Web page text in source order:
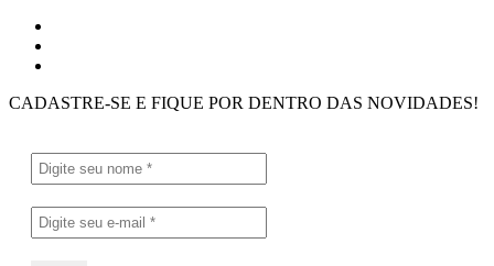
CADASTRE-SE E FIQUE POR DENTRO DAS NOVIDADES!